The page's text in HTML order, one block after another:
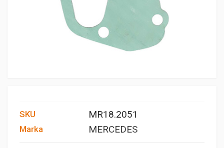
SKU MR18.2051
Marka MERCEDES